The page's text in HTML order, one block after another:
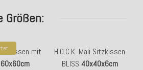
Größen:
Kissen mit
60x60cm
H.O.C.K. Mali Sitzkissen
BLISS 40x40x6cm